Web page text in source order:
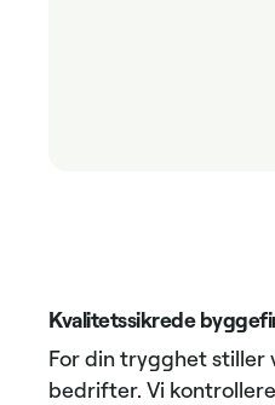
Kvalitetssikrede
For din trygghet stiller
bedrifter. Vi